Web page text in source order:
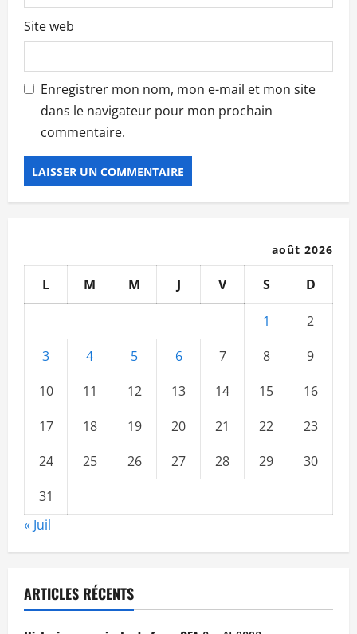
Site web
Enregistrer mon nom, mon e-mail et mon site
dans le navigateur pour mon prochain
commentaire.
août 2026
L M M J V S D
1
2
3
4 5 6 7 8
9
10
11 12 13 14 15
16
17
18 19 20 21 22
23
24
25 26 27 28 29
30
31
« Juil
ARTICLES RÉCENTS